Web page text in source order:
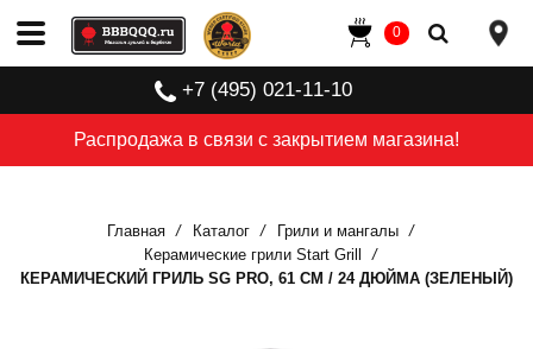
Распродажа в связи с закрытием магазина!
+7 (495) 021-11-10
0
Главная Каталог
Грили и мангалы
Керамические грили Start Grill
КЕРАМИЧЕСКИЙ ГРИЛЬ SG PRO, 61 СМ / 24 ДЮЙМА (ЗЕЛЕНЫЙ)